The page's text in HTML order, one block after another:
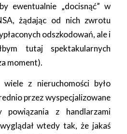
ewentualnie „docisnąć” w
żądając od nich zwrotu
odszkodowań, ale i
tutaj spektakularnych
moment).
wiele z nieruchomości było
przez wyspecjalizowane
z handlarzami
wtedy tak, że jakaś